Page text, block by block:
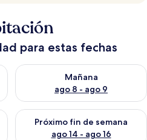
para estas fechas
hoy ago 7 - ago 8
Mañana
ago 8 - ago 9
Consulta la disponibilidad
este fin de semana ago 7 -
Próximo fin de semana
ago 14 - ago 16
Consulta la disponibilidad